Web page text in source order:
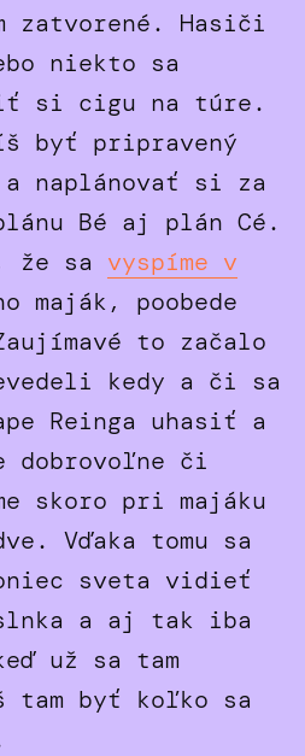
zatvorené. Hasiči
niekto sa
si cigu na túre.
byť pripravený
naplánovať si za
Bé aj plán Cé.
že sa vyspíme v
maják, poobede
to začalo
kedy a či sa
Reinga uhasiť a
dobrovoľne či
skoro pri majáku
Vďaka tomu sa
sveta vidieť
a aj tak iba
už sa tam
tam byť koľko sa